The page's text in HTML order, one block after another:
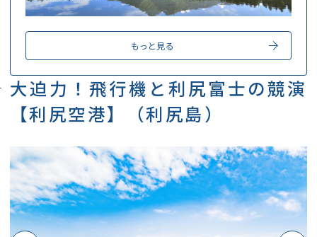
もっと見る
大迫力！飛行機と利尻富士の競演
【利尻空港】（利尻島）